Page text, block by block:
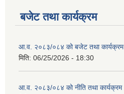
बजेट तथा कार्यक्रम
आ.व. २०८३/०८४ को बजेट तथा कार्यक्रम
मिति: 06/25/2026 - 18:30
आ.व. २०८३/०८४ को नीति तथा कार्यक्रम